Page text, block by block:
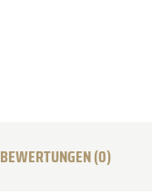
BEWERTUNGEN (0)